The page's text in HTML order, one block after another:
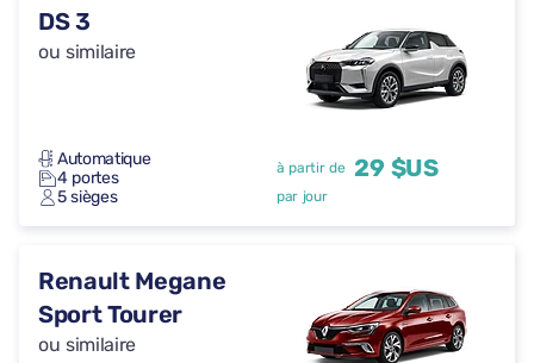
DS 3
ou similaire
Automatique
4 portes
5 sièges
à partir de 29 $US
par jour
Renault Megane
Sport Tourer
ou similaire